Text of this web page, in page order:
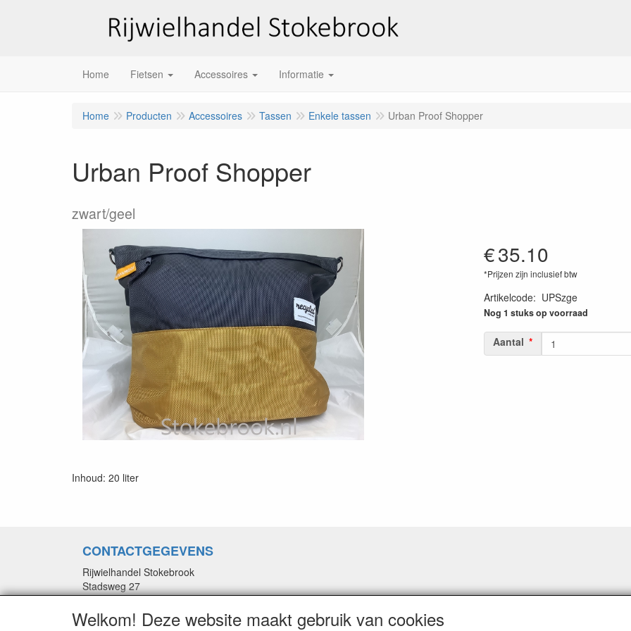
Home Fietsen Accessoires Informatie
Home Producten Accessoires Tassen Enkele tassen Urban Proof Shopper
Urban Proof Shopper
zwart/geel
€35.10
*Prijzen zijn inclusief btw
Artikelcode: UPSzge
Nog 1 stuks op voorraad
Aantal
Inhoud: 20 liter
CONTACTGEGEVENS
Rijwielhandel Stokebrook
Stadsweg 27
9917 PV Wirdum (Gn.)
E-mail: stokebrook@xs4all.nl
Welkom! Deze website maakt gebruik van cookies